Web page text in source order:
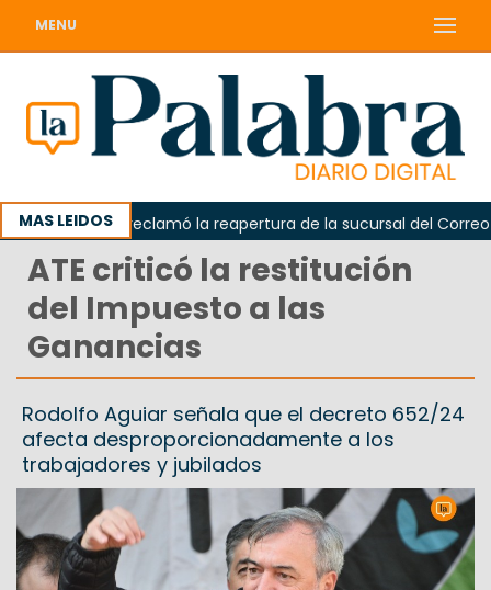
MENU
MAS LEIDOS
Odarda reclamó la reapertura de la sucursal del Correo
ATE criticó la restitución
del Impuesto a las
Ganancias
Rodolfo Aguiar señala que el decreto 652/24
afecta desproporcionadamente a los
trabajadores y jubilados